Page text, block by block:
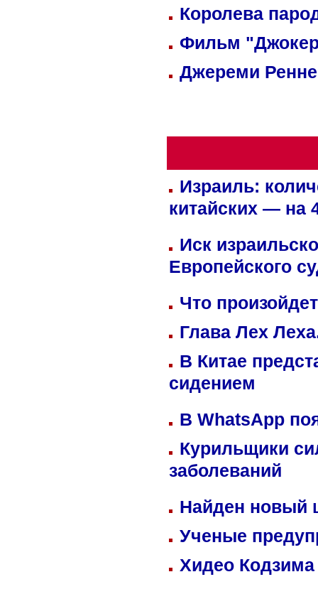
Королева
Фильм
Джереми
Израиль:
китайских — на
Иск
Европейского
Что
Глава Лех
В Китае
сидением
В WhatsApp
Курильщики
заболеваний
Найден
Ученые
Хидео